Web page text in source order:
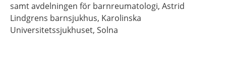
samt avdelningen för barnreumatologi, Astrid
Lindgrens barnsjukhus, Karolinska
Universitetssjukhuset, Solna